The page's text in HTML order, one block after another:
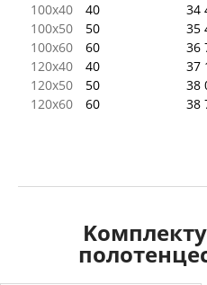
100x40
40
34
100x50
50
35
100x60
60
36
120x40
40
37
120x50
50
38
120x60
60 38